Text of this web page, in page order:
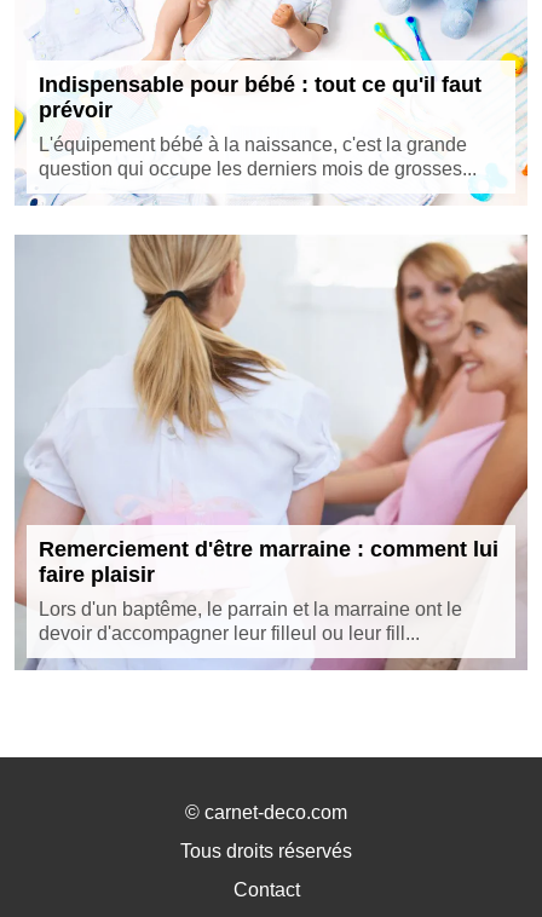
Indispensable pour bébé : tout ce qu'il faut
prévoir
L'équipement bébé à la naissance, c'est la grande
question qui occupe les derniers mois de grosses...
Remerciement d'être marraine : comment lui
faire plaisir
Lors d'un baptême, le parrain et la marraine ont le
devoir d'accompagner leur filleul ou leur fill...
© carnet-deco.com
Tous droits réservés
Contact